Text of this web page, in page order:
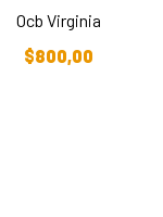
Ocb Virginia
$800,00